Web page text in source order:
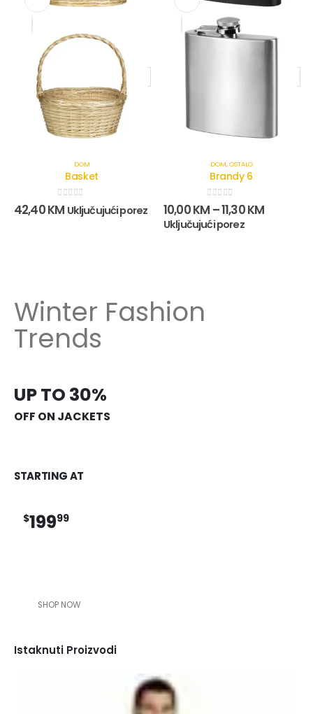
DOM
Basket
0out of 5
42,40KM Uključujući porez
DOM,OSTALO
Brandy 6
0 out of 5
10,00KM –11,30KM
Uključujući porez
Winter Fashion
Trends
UP TO 30%
OFF ON JACKETS
STARTING AT
$19999
SHOP NOW
Istaknuti Proizvodi